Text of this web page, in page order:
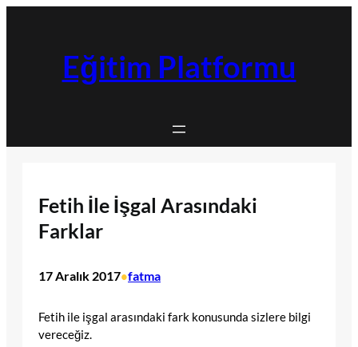
Eğitim Platformu
Fetih İle İşgal Arasındaki
Farklar
17 Aralık 2017•fatma
Fetih ile işgal arasındaki fark konusunda sizlere bilgi
vereceğiz.